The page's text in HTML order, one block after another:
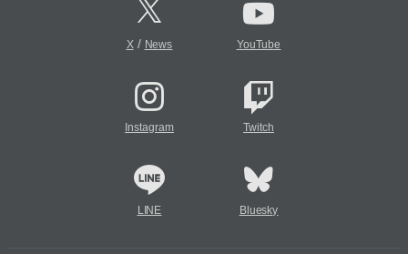
X/ News YouTube
Instagram Twitch
LINE Bluesky